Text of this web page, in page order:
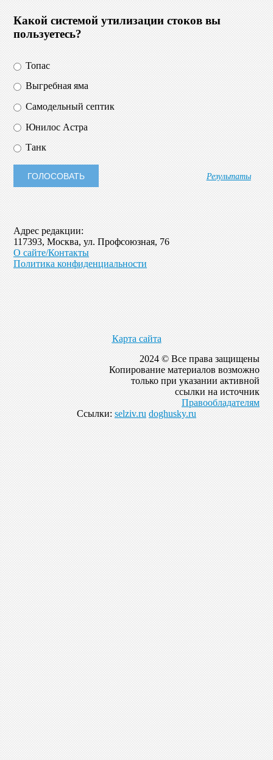
Какой системой утилизации стоков вы
пользуетесь?
Топас
Выгребная яма
Самодельный септик
Юнилос Астра
Танк
Результаты
Адрес редакции:
117393, Москва, ул. Профсоюзная, 76
О сайте/Контакты
Политика конфиденциальности
Карта сайта
2024 © Все права защищены
Копирование материалов возможно
только при указании активной
ссылки на источник
Правообладателям
Ссылки: selziv.ru doghusky.ru